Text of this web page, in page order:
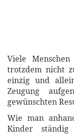
Viele
trotzdem nicht
einzig und
Zeugung
gewünschten
Wie man
Kinder